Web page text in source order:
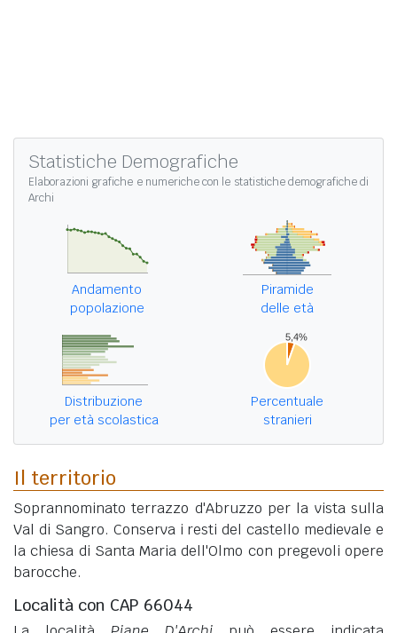
Statistiche Demografiche
Elaborazioni grafiche e numeriche con le statistiche demografiche di
Archi
Andamento
popolazione
Piramide
delle età
Distribuzione
per età scolastica
Percentuale
stranieri
Il territorio
Soprannominato terrazzo d'Abruzzo per la vista sulla
Val di Sangro. Conserva i resti del castello medievale e
la chiesa di Santa Maria dell'Olmo con pregevoli opere
barocche.
Località con CAP 66044